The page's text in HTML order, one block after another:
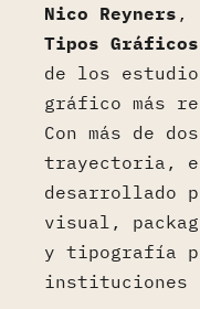
Nico Reyners ,
Tipos Gráficos
de los
gráfico más
Con más de
trayectoria,
desarrollado
visual,
y tipografía
instituciones